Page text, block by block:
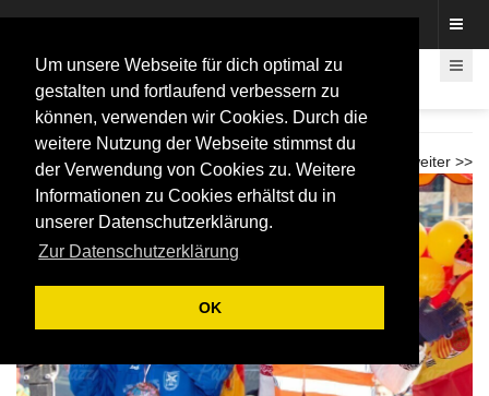
Um unsere Webseite für dich optimal zu
gestalten und fortlaufend verbessern zu
können, verwenden wir Cookies. Durch die
weitere Nutzung der Webseite stimmst du
der Verwendung von Cookies zu. Weitere
Informationen zu Cookies erhältst du in
unserer Datenschutzerklärung.
Zur Datenschutzerklärung
OK
LiKüRa Karnevalzug 2026
weiter >>
<< zurück